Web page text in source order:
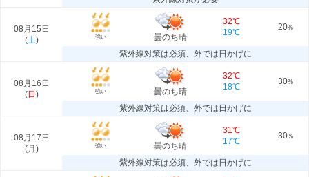
08月15日
(土) 強い 曇のち晴
32℃
19℃
20%
紫外線対策は必須、外では日かげに
08月16日
(日 ) 強い 曇のち晴
32℃
18℃
30%
紫外線対策は必須、外では日かげに
08月17日
(月 ) 強い 曇のち晴
31℃
17℃
30%
紫外線対策は必須、外では日かげに